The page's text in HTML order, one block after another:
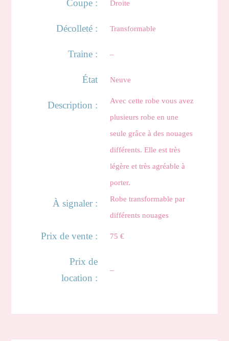
Coupe : Droite
Décolleté : Transformable
Traine : –
État Neuve
Description :
Avec cette robe vous avez
plusieurs robe en une
seule grâce à des nouages
différents. Elle est très
légère et très agréable à
porter.
À signaler :
Robe transformable par
différents nouages
Prix de vente : 75 €
Prix de
location :
–